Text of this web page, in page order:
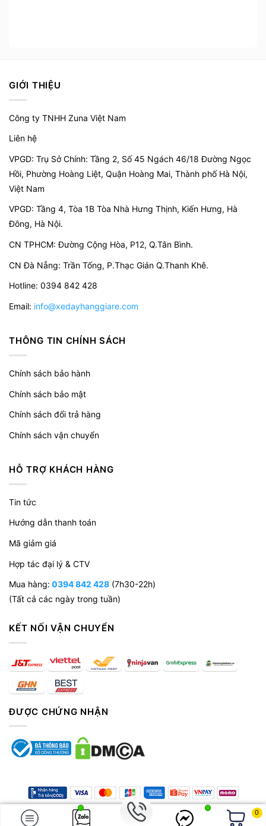
GIỚI THIỆU
Công ty TNHH Zuna Việt Nam
Liên hệ
VPGD: Trụ Sở Chính: Tầng 2, Số 45 Ngách 46/18 Đường Ngọc
Hồi, Phường Hoàng Liệt, Quận Hoàng Mai, Thành phố Hà Nội,
Việt Nam
VPGD: Tầng 4, Tòa 1B Tòa Nhà Hưng Thịnh, Kiến Hưng, Hà
Đông, Hà Nội.
CN TPHCM: Đường Cộng Hòa, P12, Q.Tân Bình.
CN Đà Nẵng: Trần Tống, P.Thạc Gián Q.Thanh Khê.
Hotline: 0394 842 428
Email: info@xedayhanggiare.com
THÔNG TIN CHÍNH SÁCH
Chính sách bảo hành
Chính sách bảo mật
Chính sách đổi trả hàng
Chính sách vận chuyển
HỖ TRỢ KHÁCH HÀNG
Tin tức
Hướng dẫn thanh toán
Mã giảm giá
Hợp tác đại lý & CTV
Mua hàng: 0394 842 428 (7h30-22h)
(Tất cả các ngày trong tuần)
KẾT NỐI VẬN CHUYỂN
ĐƯỢC CHỨNG NHẬN
Copyright 2026 © Công ty TNHH Zuna Việt Nam. MST: